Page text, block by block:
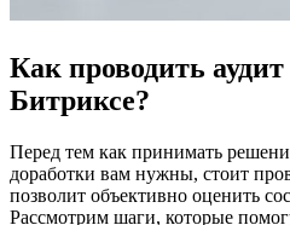
Как проводить аудит
Битриксе?
Перед тем как принимать
доработки вам нужны, стоит
позволит объективно оценить
Рассмотрим шаги, которые